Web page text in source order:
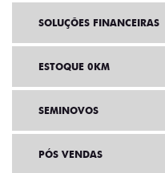
SOLUÇÕES FINANCEIRAS
ESTOQUE 0KM
SEMINOVOS
PÓS VENDAS